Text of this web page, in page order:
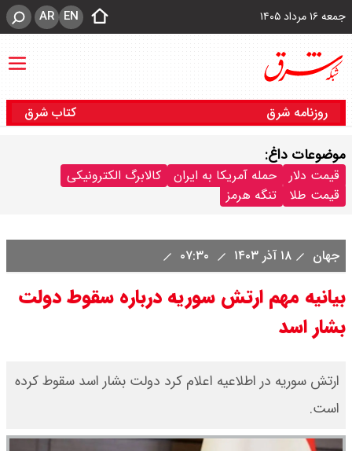
جمعه ۱۶ مرداد ۱۴۰۵ EN
AR
روزنامه شرق کتاب شرق
موضوعات داغ:
قیمت دلار حمله آمریکا به ایران
کالابرگ الکترونیکی
قیمت طلا
تنگه هرمز
جهان ۱۸ آذر ۱۴۰۳
بیانیه مهم ارتش سوریه درباره سقوط دولت
بشار اسد
ارتش سوریه در اطلاعیه اعلام کرد دولت بشار اسد سقوط کرده
است.